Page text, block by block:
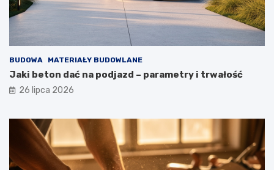
BUDOWA MATERIAŁY BUDOWLANE
Jaki beton dać na podjazd – parametry i trwałość
26 lipca 2026